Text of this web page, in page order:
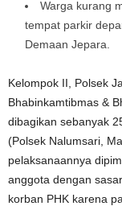
Warga kurang
tempat parkir
Demaan Jepara.
Kelompok II, Polsek
Bhabinkamtibmas &
dibagikan sebanyak
(Polsek Nalumsari,
pelaksanaannya
anggota dengan
korban PHK karena